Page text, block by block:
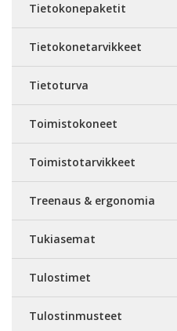
Tietokonepaketit
Tietokonetarvikkeet
Tietoturva
Toimistokoneet
Toimistotarvikkeet
Treenaus & ergonomia
Tukiasemat
Tulostimet
Tulostinmusteet